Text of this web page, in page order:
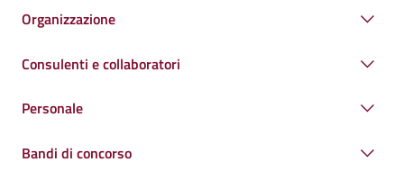
Organizzazione
Consulenti e collaboratori
Personale
Bandi di concorso